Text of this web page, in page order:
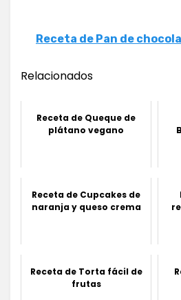
Receta de Pan de
Relacionados
Receta de Queque de
plátano vegano
Receta de Cupcakes de
naranja y queso crema
Receta de Torta fácil de
frutas